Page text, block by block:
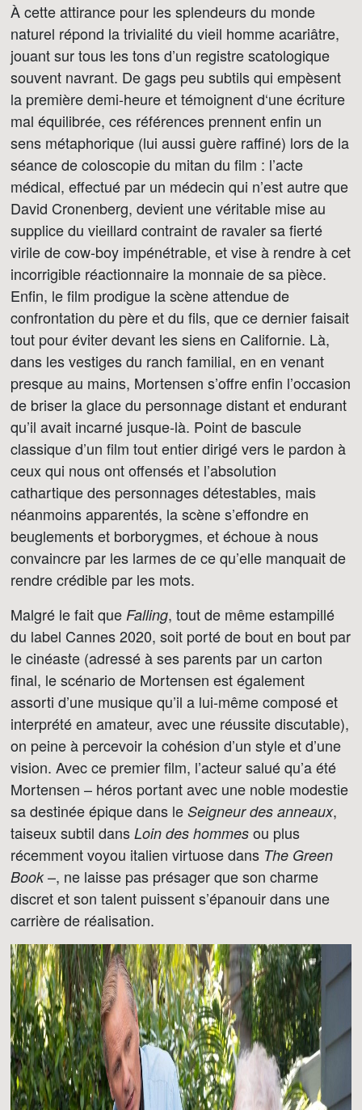
À cette attirance pour les splendeurs du monde
naturel répond la trivialité du vieil homme acariâtre,
jouant sur tous les tons d’un registre scatologique
souvent navrant. De gags peu subtils qui empèsent
la première demi-heure et témoignent d‘une écriture
mal équilibrée, ces références prennent enfin un
sens métaphorique (lui aussi guère raffiné) lors de la
séance de coloscopie du mitan du film : l’acte
médical, effectué par un médecin qui n’est autre que
David Cronenberg, devient une véritable mise au
supplice du vieillard contraint de ravaler sa fierté
virile de cow-boy impénétrable, et vise à rendre à cet
incorrigible réactionnaire la monnaie de sa pièce.
Enfin, le film prodigue la scène attendue de
confrontation du père et du fils, que ce dernier faisait
tout pour éviter devant les siens en Californie. Là,
dans les vestiges du ranch familial, en en venant
presque au mains, Mortensen s’offre enfin l’occasion
de briser la glace du personnage distant et endurant
qu’il avait incarné jusque-là. Point de bascule
classique d’un film tout entier dirigé vers le pardon à
ceux qui nous ont offensés et l’absolution
cathartique des personnages détestables, mais
néanmoins apparentés, la scène s’effondre en
beuglements et borborygmes, et échoue à nous
convaincre par les larmes de ce qu’elle manquait de
rendre crédible par les mots.
Malgré le fait que Falling, tout de même estampillé
du label Cannes 2020, soit porté de bout en bout par
le cinéaste (adressé à ses parents par un carton
final, le scénario de Mortensen est également
assorti d’une musique qu’il a lui-même composé et
interprété en amateur, avec une réussite discutable),
on peine à percevoir la cohésion d’un style et d’une
vision. Avec ce premier film, l’acteur salué qu’a été
Mortensen – héros portant avec une noble modestie
sa destinée épique dans le Seigneur des anneaux,
taiseux subtil dans Loin des hommes ou plus
récemment voyou italien virtuose dans The Green
Book–, ne laisse pas présager que son charme
discret et son talent puissent s’épanouir dans une
carrière de réalisation.